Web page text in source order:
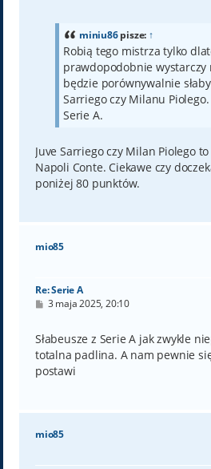
miniu86pisze: ↑
Robią tego mistrza tylko
prawdopodobnie wystarczy
będzie porównywalnie
Sarriego czy Milanu
Serie A.
Juve Sarriego czy Milan Piolego
Napoli Conte. Ciekawe czy
poniżej 80 punktów.
mio85
Re: Serie A
P
t
3 maja 2025, 20:10
Słabeusze z Serie A jak zwykle
totalna padlina. A nam pewnie
postawi
mio85